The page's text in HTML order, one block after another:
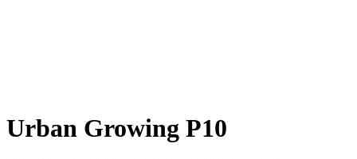
Urban Growing P10